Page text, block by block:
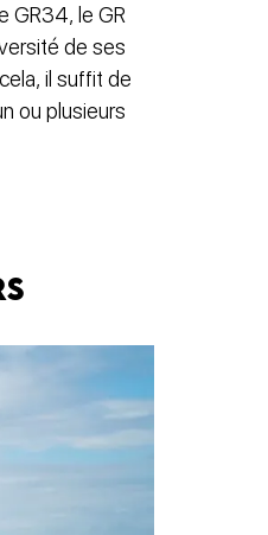
GR34, le GR
de ses
il suffit de
ou plusieurs